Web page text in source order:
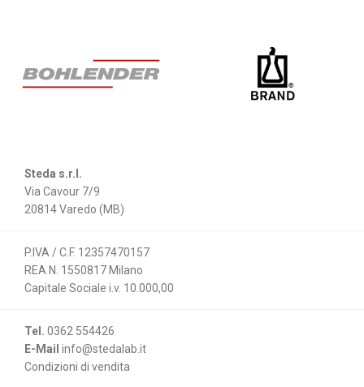
Steda s.r.l.
Via Cavour 7/9
20814 Varedo (MB)
P.IVA / C.F. 12357470157
REA N. 1550817 Milano
Capitale Sociale i.v. 10.000,00
Tel. 0362 554426
E-Mail info@stedalab.it
Condizioni di vendita